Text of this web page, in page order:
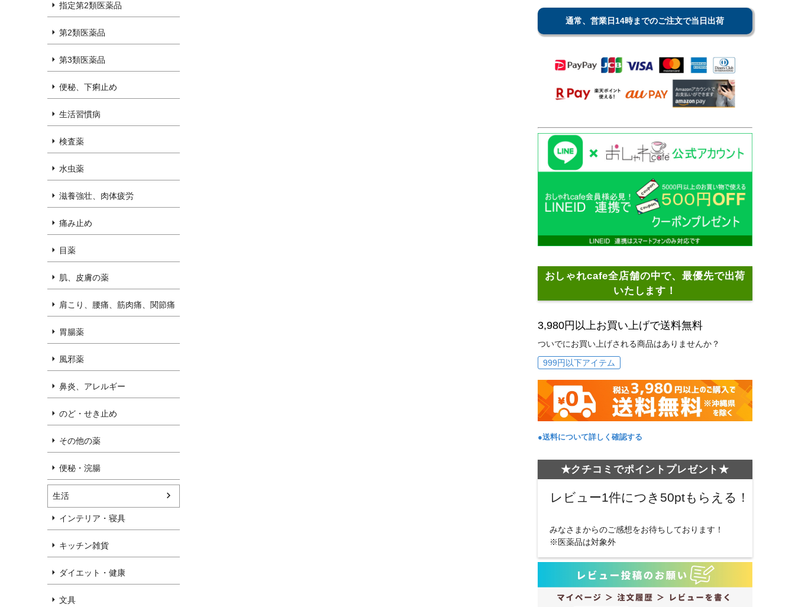
指定第2類医薬品
第2類医薬品
第3類医薬品
便秘、下痢止め
生活習慣病
検査薬
水虫薬
滋養強壮、肉体疲労
痛み止め
目薬
肌、皮膚の薬
肩こり、腰痛、筋肉痛、関節痛
胃腸薬
風邪薬
鼻炎、アレルギー
のど・せき止め
その他の薬
便秘・浣腸
生活
インテリア・寝具
キッチン雑貨
ダイエット・健康
文具
通常、営業日14時までのご注文で当日出荷
おしゃれcafe全店舗の中で、最優先で出荷
いたします！
3,980円以上お買い上げで送料無料
ついでにお買い上げされる商品はありませんか？
999円以下アイテム
●送料について詳しく確認する
★クチコミでポイントプレゼント★
レビュー1件につき50ptもらえる！
みなさまからのご感想をお待ちしております！
※医薬品は対象外